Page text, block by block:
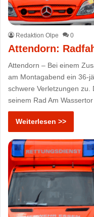
Redaktion Olpe 0
Attendorn:
Attendorn – Bei einem
am Montagabend ein 36-
schwere Verletzungen
seinem Rad Am
Weiterlesen >>